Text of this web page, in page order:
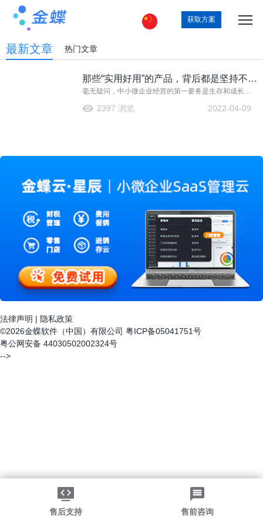
获取方案
售后支持 售前咨询
最新文章 热门文章
那些“实用好用”的产品，背后都是坚持不懈
的努力！
毫无疑问，中小微企业经营的第一要务是生存和成长，
企业要想更好地生存与成长，需要“经营+管理“双管齐下
切诉求，实现业财税融合。
2022-04-09
2397 浏览
法律声明 | 隐私政策
©2026金蝶软件（中国）有限公司 粤ICP备05041751号
粤公网安备 44030502002324号
-->